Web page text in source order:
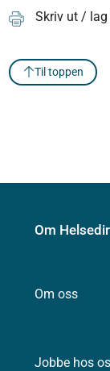
Skriv ut / lag
Til toppen
Om
Om oss
Jobbe hos